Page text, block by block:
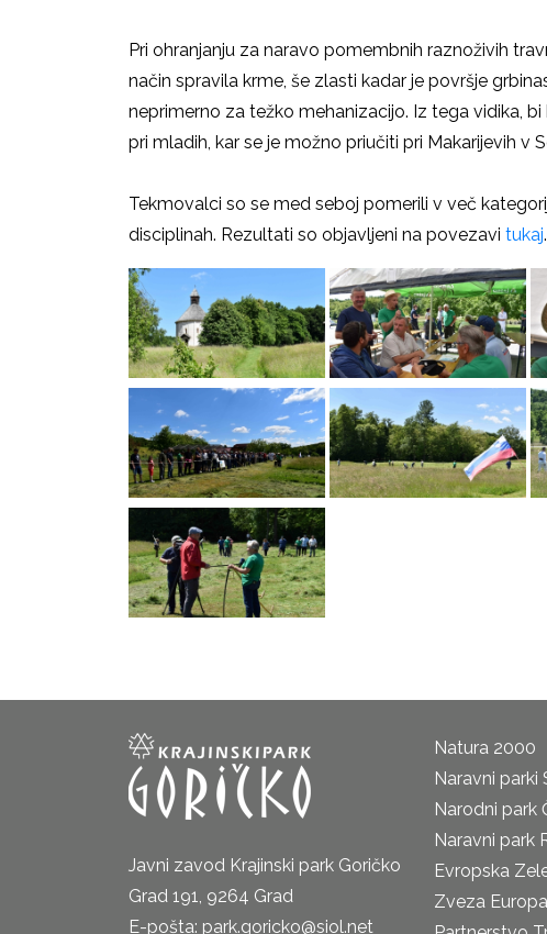
Pri ohranjanju za naravo pomembnih raznoživih
način spravila krme, še zlasti kadar je površje
neprimerno za težko mehanizacijo. Iz tega vidika,
pri mladih, kar se je možno priučiti pri Makarijevih v
Tekmovalci so se med seboj pomerili v več
disciplinah. Rezultati so objavljeni na povezavi tukaj.
Javni zavod Krajinski park Goričko
Grad 191, 9264 Grad
E-pošta: park.goricko@siol.net
Natura 2000
Naravni parki
Narodni park
Naravni park
Evropska
Zveza